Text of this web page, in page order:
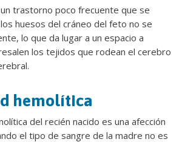
trastorno poco frecuente que se
huesos del cráneo del feto no se
lo que da lugar a un espacio a
los tejidos que rodean el cerebro
hemolítica
del recién nacido es una afección
el tipo de sangre de la madre no es